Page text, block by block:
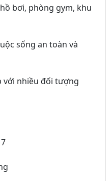
bơi, phòng gym, khu
sống an toàn và
với nhiều đối tượng